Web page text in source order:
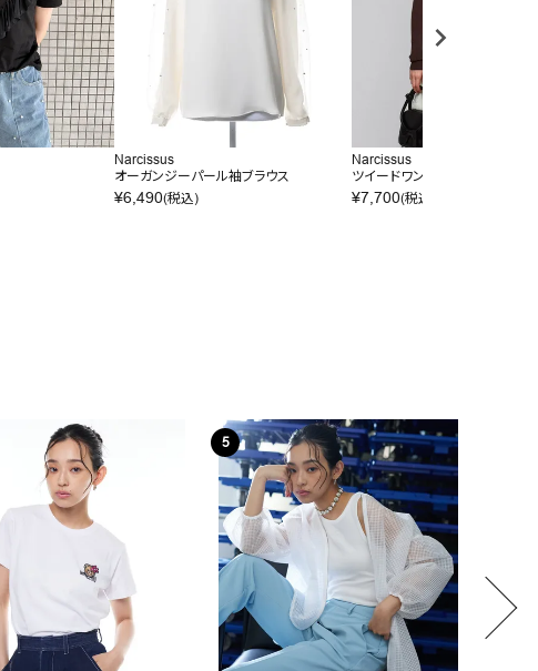
Narcissus
オーガンジーパール袖ブラウス
¥6,490(税込)
Narcissus
ツイードワンピース
¥7,700(税込)